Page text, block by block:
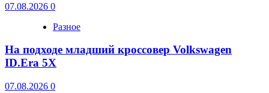
07.08.2026 0
Разное
На подходе младший кроссовер Volkswagen
ID.Era 5X
07.08.2026 0